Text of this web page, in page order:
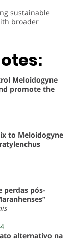
sustainable
broader
Meloidogyne
promote the
to Meloidogyne
perdas pós-
alternativo na